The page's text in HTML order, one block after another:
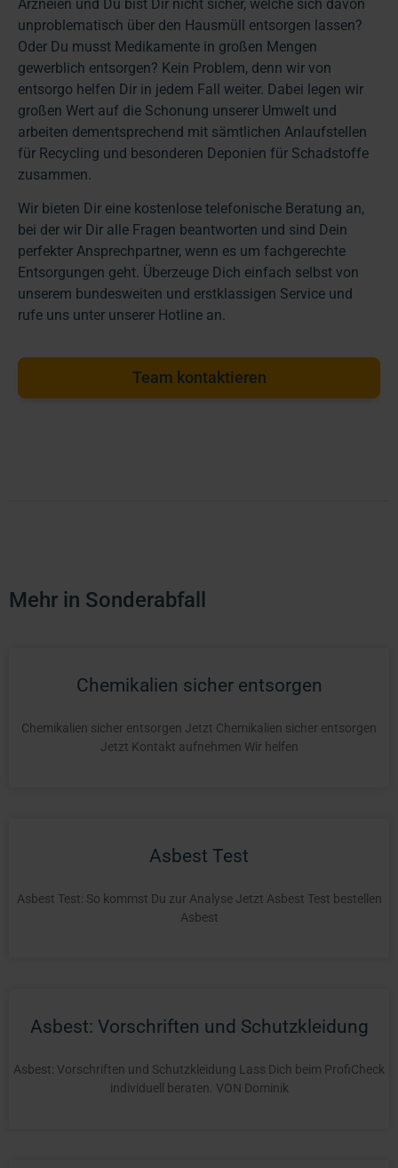
Arzneien und Du bist Dir nicht sicher, welche sich davon
unproblematisch über den Hausmüll entsorgen lassen?
Oder Du musst Medikamente in großen Mengen
gewerblich entsorgen? Kein Problem, denn wir von
entsorgo helfen Dir in jedem Fall weiter. Dabei legen wir
großen Wert auf die Schonung unserer Umwelt und
arbeiten dementsprechend mit sämtlichen Anlaufstellen
für Recycling und besonderen Deponien für Schadstoffe
zusammen.
Wir bieten Dir eine kostenlose telefonische Beratung an,
bei der wir Dir alle Fragen beantworten und sind Dein
perfekter Ansprechpartner, wenn es um fachgerechte
Entsorgungen geht. Überzeuge Dich einfach selbst von
unserem bundesweiten und erstklassigen Service und
rufe uns unter unserer Hotline an.
Team kontaktieren
Mehr in Sonderabfall
Chemikalien sicher entsorgen
Chemikalien sicher entsorgen Jetzt Chemikalien sicher entsorgen
Jetzt Kontakt aufnehmen Wir helfen
Asbest Test
Asbest Test: So kommst Du zur Analyse Jetzt Asbest Test bestellen
Asbest
Asbest: Vorschriften und Schutzkleidung
Asbest: Vorschriften und Schutzkleidung Lass Dich beim ProfiCheck
individuell beraten. VON Dominik